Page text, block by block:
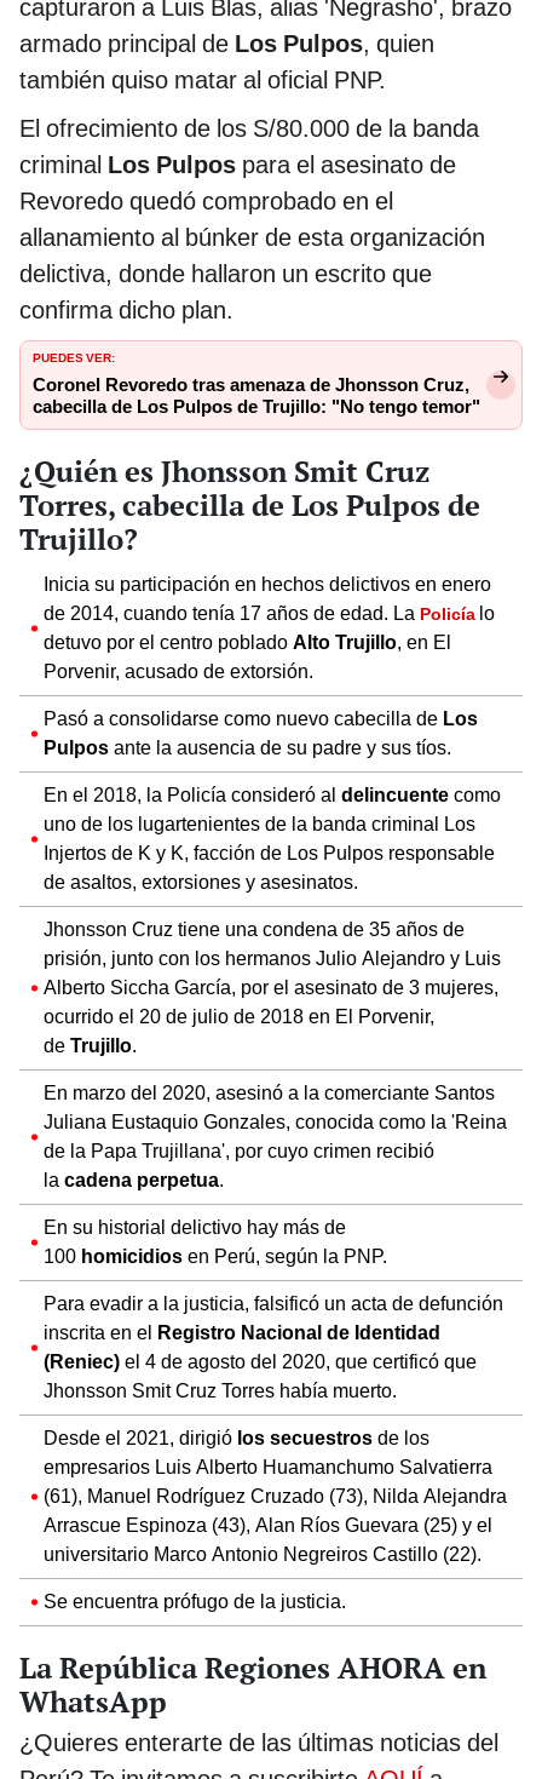
capturaron a Luis Blas, alias 'Negrasho', brazo
armado principal de Los Pulpos, quien
también quiso matar al oficial PNP.
El ofrecimiento de los S/80.000 de la banda
criminal Los Pulpos para el asesinato de
Revoredo quedó comprobado en el
allanamiento al búnker de esta organización
delictiva, donde hallaron un escrito que
confirma dicho plan.
PUEDES VER:
Coronel Revoredo tras amenaza de Jhonsson Cruz,
cabecilla de Los Pulpos de Trujillo: "No tengo temor"
¿Quién es Jhonsson Smit Cruz
Torres, cabecilla de Los Pulpos de
Trujillo?
Inicia su participación en hechos delictivos en enero
de 2014, cuando tenía 17 años de edad. La Policía lo
detuvo por el centro poblado Alto Trujillo, en El
Porvenir, acusado de extorsión.
Pasó a consolidarse como nuevo cabecilla de Los
Pulpos ante la ausencia de su padre y sus tíos.
En el 2018, la Policía consideró al delincuente como
uno de los lugartenientes de la banda criminal Los
Injertos de K y K, facción de Los Pulpos responsable
de asaltos, extorsiones y asesinatos.
Jhonsson Cruz tiene una condena de 35 años de
prisión, junto con los hermanos Julio Alejandro y Luis
Alberto Siccha García, por el asesinato de 3 mujeres,
ocurrido el 20 de julio de 2018 en El Porvenir,
de Trujillo.
En marzo del 2020, asesinó a la comerciante Santos
Juliana Eustaquio Gonzales, conocida como la 'Reina
de la Papa Trujillana', por cuyo crimen recibió
la cadena perpetua.
En su historial delictivo hay más de
100 homicidios en Perú, según la PNP.
Para evadir a la justicia, falsificó un acta de defunción
inscrita en el Registro Nacional de Identidad
(Reniec) el 4 de agosto del 2020, que certificó que
Jhonsson Smit Cruz Torres había muerto.
Desde el 2021, dirigió los secuestros de los
empresarios Luis Alberto Huamanchumo Salvatierra
(61), Manuel Rodríguez Cruzado (73), Nilda Alejandra
Arrascue Espinoza (43), Alan Ríos Guevara (25) y el
universitario Marco Antonio Negreiros Castillo (22).
Se encuentra prófugo de la justicia.
La República Regiones AHORA en
WhatsApp
¿Quieres enterarte de las últimas noticias del